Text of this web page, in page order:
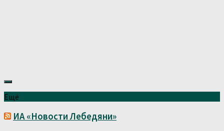
Ещё
ИА «Новости Лебедяни»